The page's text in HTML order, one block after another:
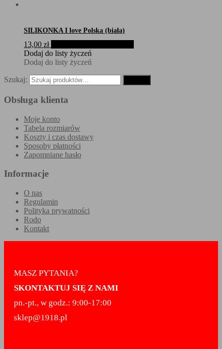
SILIKONKA I love Polska (biała)
13,00 zł
Dodaj do listy życzeń
Dodaj do listy życzeń
Szukaj:
Obsługa klienta
Moje konto
Tabela rozmiarów
Koszty i czas dostawy
Sposoby płatności
Zapomniane hasło
Informacje
O nas
Regulamin
Polityka prywatności
Rodo
Kontakt
MASZ PYTANIA?
SKONTAKTUJ SIĘ Z NAMI
pn.-pt., w godz.: 9:00-17:00
sklep@1918.pl